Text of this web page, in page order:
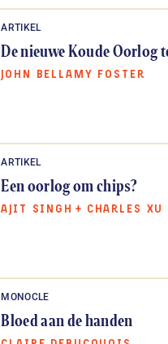
ARTIKEL
De nieuwe Koude Oorlog
JOHN BELLAMY FOSTER
ARTIKEL
Een oorlog om chips?
AJIT SINGH + CHARLES XU
MONOCLE
Bloed aan de handen